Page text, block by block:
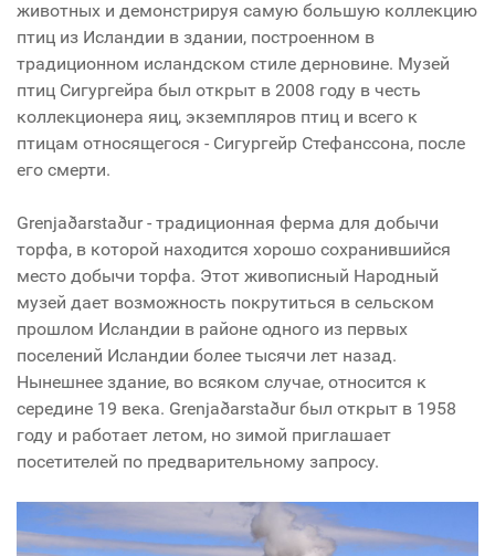
животных и демонстрируя самую большую коллекцию
птиц из Исландии в здании, построенном в
традиционном исландском стиле дерновине. Музей
птиц Сигургейра был открыт в 2008 году в честь
коллекционера яиц, экземпляров птиц и всего к
птицам относящегося - Сигургейр Стефанссона, после
его смерти.
Grenjaðarstaður - традиционная ферма для добычи
торфа, в которой находится хорошо сохранившийся
место добычи торфа. Этот живописный Народный
музей дает возможность покрутиться в сельском
прошлом Исландии в районе одного из первых
поселений Исландии более тысячи лет назад.
Нынешнее здание, во всяком случае, относится к
середине 19 века. Grenjaðarstaður был открыт в 1958
году и работает летом, но зимой приглашает
посетителей по предварительному запросу.